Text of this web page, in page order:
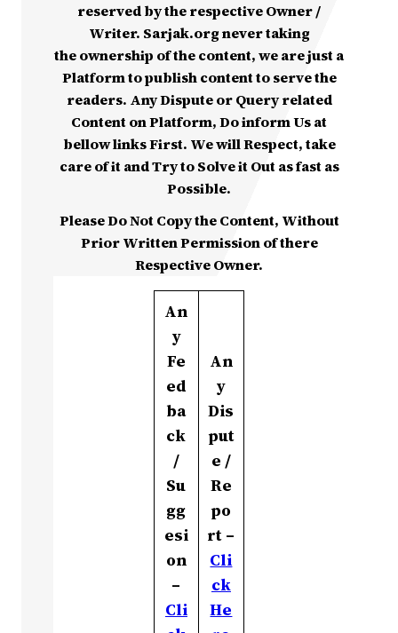
reserved by the respective Owner /
Writer. Sarjak.org never taking
the ownership of the content, we are just a
Platform to publish content to serve the
readers. Any Dispute or Query related
Content on Platform, Do inform Us at
bellow links First. We will Respect, take
care of it and Try to Solve it Out as fast as
Possible.
Please Do Not Copy the Content, Without
Prior Written Permission of there
Respective Owner.
An
y
Fe
ed
ba
ck
/
Su
gg
esi
on
–
Cli
An
y
Dis
put
e /
Re
po
rt –
Cli
ck
He